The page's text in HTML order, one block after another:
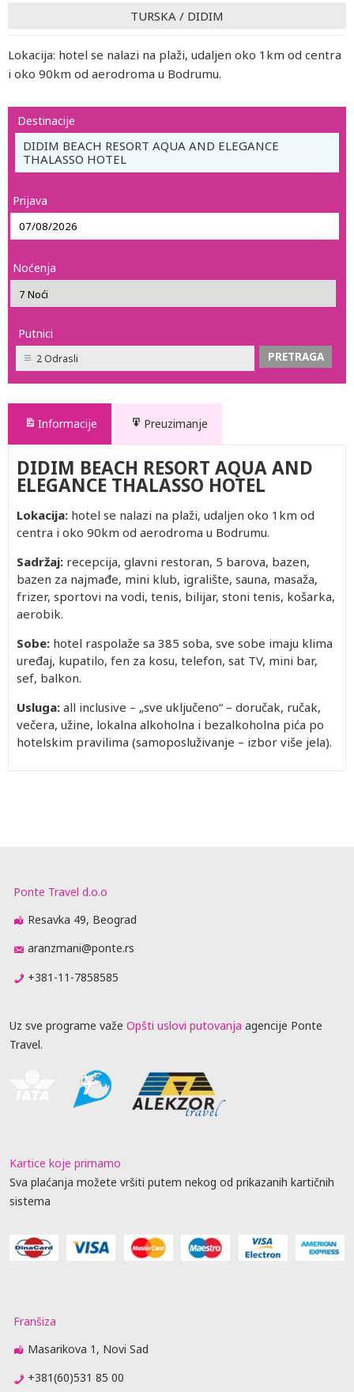
TURSKA / DIDIM
Lokacija: hotel se nalazi na plaži, udaljen oko 1km od centra
i oko 90km od aerodroma u Bodrumu.
Destinacije
DIDIM BEACH RESORT AQUA AND ELEGANCE
THALASSO HOTEL
Prijava
Noćenja
Putnici
2 Odrasli
Informacije Preuzimanje
DIDIM BEACH RESORT AQUA AND
ELEGANCE THALASSO HOTEL
Lokacija: hotel se nalazi na plaži, udaljen oko 1km od
centra i oko 90km od aerodroma u Bodrumu.
Sadržaj: recepcija, glavni restoran, 5 barova, bazen,
bazen za najmađe, mini klub, igralište, sauna, masaža,
frizer, sportovi na vodi, tenis, bilijar, stoni tenis, košarka,
aerobik.
Sobe: hotel raspolaže sa 385 soba, sve sobe imaju klima
uređaj, kupatilo, fen za kosu, telefon, sat TV, mini bar,
sef, balkon.
Usluga: all inclusive – „sve uključeno“ – doručak, ručak,
večera, užine, lokalna alkoholna i bezalkoholna pića po
hotelskim pravilima (samoposluživanje – izbor više jela).
Ponte Travel d.o.o
Resavka 49, Beograd
aranzmani@ponte.rs
+381-11-7858585
Uz sve programe važe Opšti uslovi putovanja agencije Ponte
Travel.
Kartice koje primamo
Sva plaćanja možete vršiti putem nekog od prikazanih kartičnih
sistema
Franšiza
Masarikova 1, Novi Sad
+381(60)531 85 00